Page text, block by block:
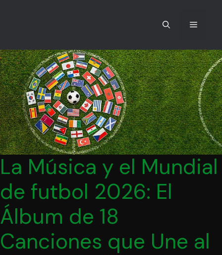
La Música y el Mundial
de futbol 2026: El
Álbum de 18
Canciones que Une al